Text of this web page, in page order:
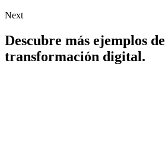
Next
Descubre más ejemplos de
transformación digital.